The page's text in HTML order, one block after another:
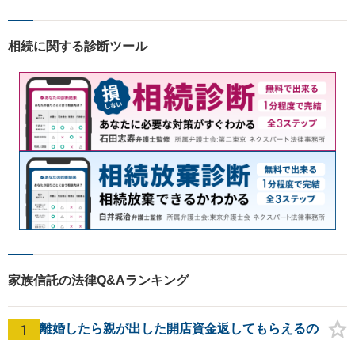
相続に関する診断ツール
家族信託の法律Q&Aランキング
1
離婚したら親が出した開店資金返してもらえるの